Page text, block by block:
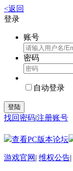
<返回
登录
账号
密码
自动登录
登陆
找回密码|注册账号
查看PC版本论坛
游戏官网 | 维权公告|